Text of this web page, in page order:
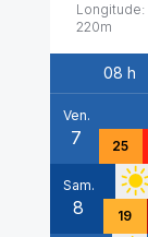
Longitude:
220m
Date
08 h
Ven.
7 25
Sam.
8 19